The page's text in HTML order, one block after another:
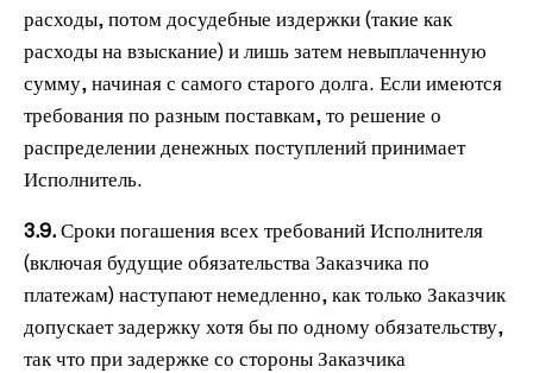
расходы, потом досудебные издержки (такие как
расходы на взыскание) и лишь затем невыплаченную
сумму, начиная с самого старого долга. Если имеются
требования по разным поставкам, то решение о
распределении денежных поступлений принимает
Исполнитель.
3.9. Сроки погашения всех требований Исполнителя
(включая будущие обязательства Заказчика по
платежам) наступают немедленно, как только Заказчик
допускает задержку хотя бы по одному обязательству,
так что при задержке со стороны Заказчика